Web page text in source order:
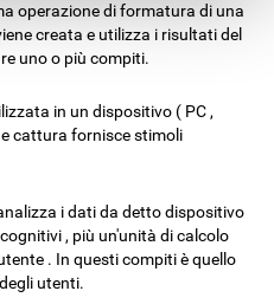
operazione di formatura di una
creata e utilizza i risultati del
uno o più compiti.
in un dispositivo ( PC ,
cattura fornisce stimoli
i dati da detto dispositivo
, più un'unità di calcolo
. In questi compiti è quello
utenti.